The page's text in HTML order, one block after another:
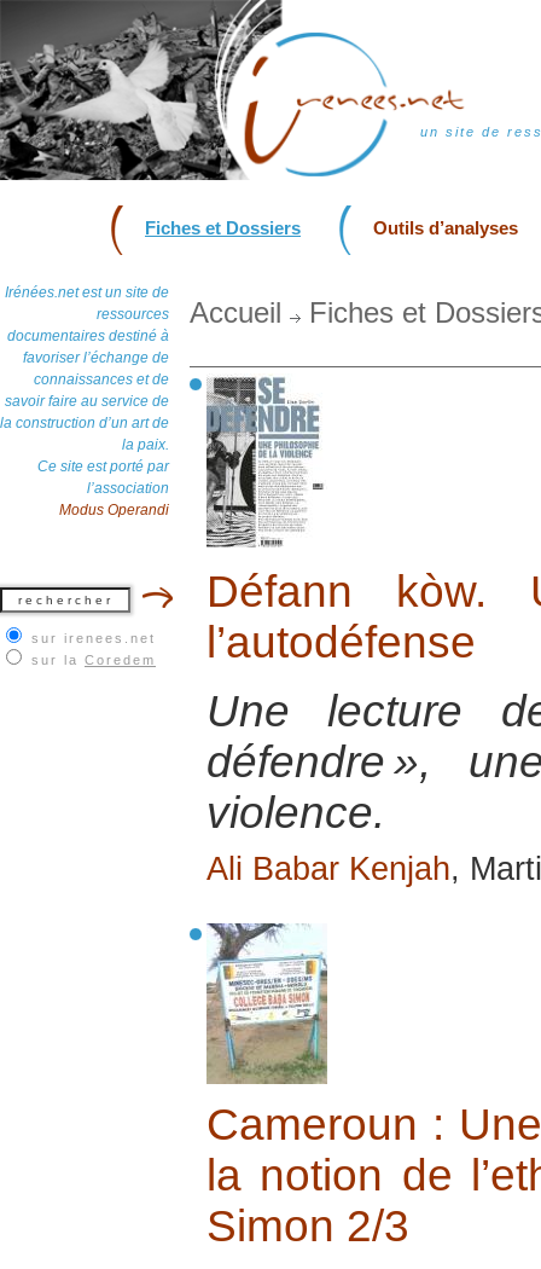
un site de
Fiches et Dossiers Outils d’analyses
Irénées.net est un site de
ressources
documentaires destiné à
favoriser l’échange de
connaissances et de
savoir faire au service de
la construction d’un art de
la paix.
Ce site est porté par
l’association
Modus Operandi
sur irenees.net
sur la Coredem
Accueil Fiches et
Défann kòw.
l’autodéfense
Une lecture
défendre »,
violence.
Ali Babar Kenjah,
Cameroun :
la notion de
Simon 2/3